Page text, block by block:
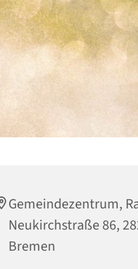
Gemeindezentrum,
Neukirchstraße 86,
Bremen